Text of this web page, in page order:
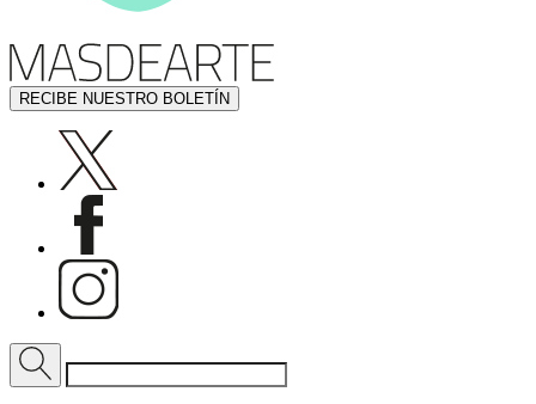
RECIBE NUESTRO BOLETÍN